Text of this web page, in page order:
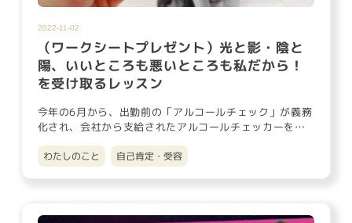
2022-11-02
（ワークシートプレゼント）光と影・陰と
陽、いいところも悪いところも私だから！
を受け取るレッスン
今年の6月から、出勤前の「アルコールチェック」が義務
化され、会社から支給されたアルコールチェッカーを使
わたしのこと 自己肯定・受容